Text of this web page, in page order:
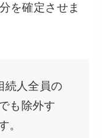
を確定させま
続人全員の
も除外す
。